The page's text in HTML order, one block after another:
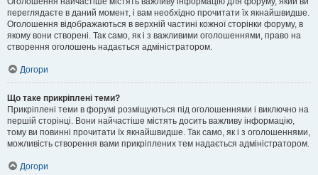
переглядаєте в даний момент, і вам необхідно прочитати їх якнайшвидше.
Оголошення відображаються в верхній частині кожної сторінки форуму, в
якому вони створені. Так само, як і з важливими оголошеннями, право на
створення оголошень надається адміністратором.
Догори
Що таке прикріплені теми?
Прикріплені теми в форумі розміщуються під оголошеннями і виключно на
першій сторінці. Вони найчастіше містять досить важливу інформацію,
тому ви повинні прочитати їх якнайшвидше. Так само, як і з оголошеннями,
можливість створення вами прикріплених тем надається адміністратором.
Догори